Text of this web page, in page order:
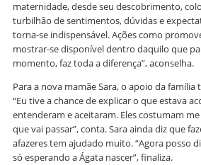
maternidade, desde seu descobrimento,
turbilhão de sentimentos, dúvidas e
torna-se indispensável. Ações como
mostrar-se disponível dentro daquilo que
momento, faz toda a diferença”, aconselha.
Para a nova mamãe Sara, o apoio da
“Eu tive a chance de explicar o que estava
entenderam e aceitaram. Eles costumam
que vai passar”, conta. Sara ainda diz que
afazeres tem ajudado muito. “Agora posso
só esperando a Ágata nascer”, finaliza.